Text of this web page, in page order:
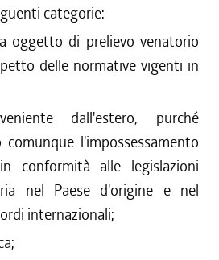
categorie:
oggetto di prelievo venatorio
delle normative vigenti in
dall'estero, purché
l'impossessamento
conformità alle legislazioni
nel Paese d'origine e nel
internazionali;